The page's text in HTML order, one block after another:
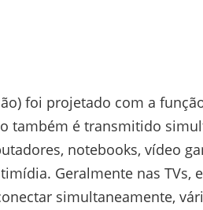
foi projetado com a
também é transmitido
notebooks, vídeo
Geralmente nas TVs,
simultaneamente,